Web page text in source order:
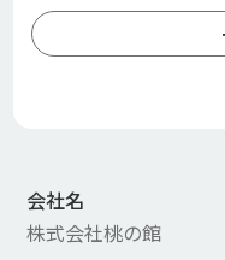
会社名
株式会社桃の館